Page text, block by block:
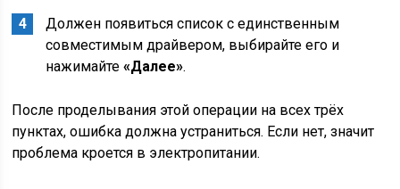
Должен появиться список с единственным
совместимым драйвером, выбирайте его и
нажимайте«Далее».
После проделывания этой операции на всех трёх
пунктах, ошибка должна устраниться. Если нет, значит
проблема кроется в электропитании.